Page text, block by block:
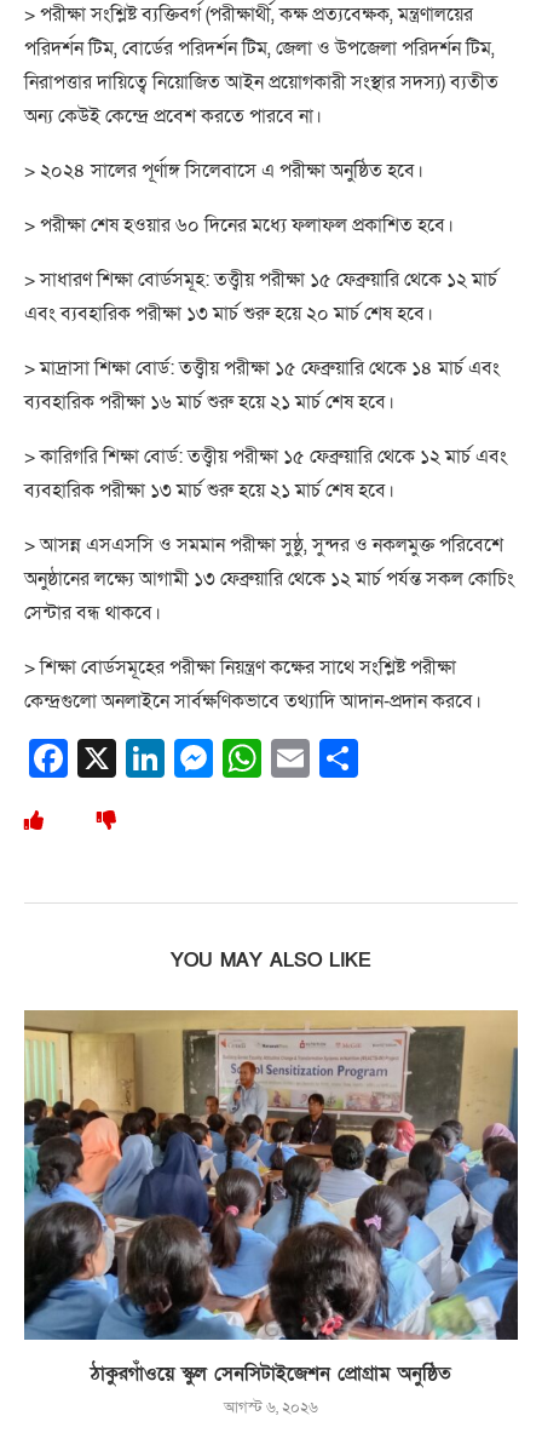
> পরীক্ষা সংশ্লিষ্ট ব্যক্তিবর্গ (পরীক্ষার্থী, কক্ষ প্রত্যবেক্ষক, মন্ত্রণালয়ের
পরিদর্শন টিম, বোর্ডের পরিদর্শন টিম, জেলা ও উপজেলা পরিদর্শন টিম,
নিরাপত্তার দায়িত্বে নিয়োজিত আইন প্রয়োগকারী সংস্থার সদস্য) ব্যতীত
অন্য কেউই কেন্দ্রে প্রবেশ করতে পারবে না।
> ২০২৪ সালের পূর্ণাঙ্গ সিলেবাসে এ পরীক্ষা অনুষ্ঠিত হবে।
> পরীক্ষা শেষ হওয়ার ৬০ দিনের মধ্যে ফলাফল প্রকাশিত হবে।
> সাধারণ শিক্ষা বোর্ডসমূহ: তত্ত্বীয় পরীক্ষা ১৫ ফেব্রুয়ারি থেকে ১২ মার্চ
এবং ব্যবহারিক পরীক্ষা ১৩ মার্চ শুরু হয়ে ২০ মার্চ শেষ হবে।
> মাদ্রাসা শিক্ষা বোর্ড: তত্ত্বীয় পরীক্ষা ১৫ ফেব্রুয়ারি থেকে ১৪ মার্চ এবং
ব্যবহারিক পরীক্ষা ১৬ মার্চ শুরু হয়ে ২১ মার্চ শেষ হবে।
> কারিগরি শিক্ষা বোর্ড: তত্ত্বীয় পরীক্ষা ১৫ ফেব্রুয়ারি থেকে ১২ মার্চ এবং
ব্যবহারিক পরীক্ষা ১৩ মার্চ শুরু হয়ে ২১ মার্চ শেষ হবে।
> আসন্ন এসএসসি ও সমমান পরীক্ষা সুষ্ঠু, সুন্দর ও নকলমুক্ত পরিবেশে
অনুষ্ঠানের লক্ষ্যে আগামী ১৩ ফেব্রুয়ারি থেকে ১২ মার্চ পর্যন্ত সকল কোচিং
সেন্টার বন্ধ থাকবে।
> শিক্ষা বোর্ডসমূহের পরীক্ষা নিয়ন্ত্রণ কক্ষের সাথে সংশ্লিষ্ট পরীক্ষা
কেন্দ্রগুলো অনলাইনে সার্বক্ষণিকভাবে তথ্যাদি আদান-প্রদান করবে।
Facebook
X LinkedIn
Messenger
WhatsApp
Email
YOU MAY ALSO LIKE
ঠাকুরগাঁওয়ে স্কুল সেনসিটাইজেশন প্রোগ্রাম অনুষ্ঠিত
আগস্ট ৬, ২০২৬